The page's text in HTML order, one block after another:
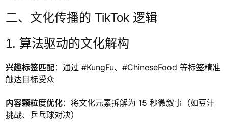
二、文化传播的 TikTok 逻辑
1. 算法驱动的文化解构
兴趣标签匹配：通过 #KungFu、#ChineseFood 等标签精准
触达目标受众
内容颗粒度优化：将文化元素拆解为 15 秒微叙事（如豆汁
挑战、乒乓球对决）